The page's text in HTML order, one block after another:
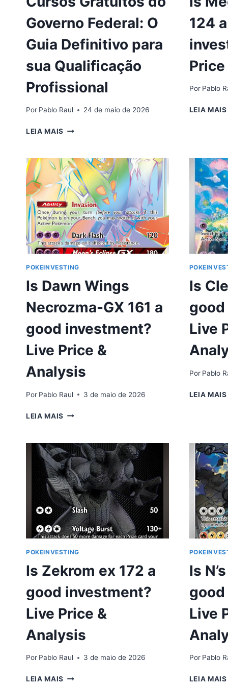
Governo Federal: O
Guia Definitivo para
sua Qualificação
Profissional
Por Pablo Raul 24 de maio de 2026
LEIA MAIS CURSOS
GOVERNO
FEDERAL:
O
GUIA
DEFINITIVO
PARA
SUA
QUALIFICAÇÃO
PROFISSIONAL
124
Por Pablo
LEIA MAIS
POKEINVESTING
Is Dawn Wings
Necrozma-GX 161 a
good investment?
Live Price &
Analysis
Por Pablo Raul 3 de maio de 2026
LEIA MAIS IS
NECROZMA-
GX
161
A
GOOD
INVESTMENT?
LIVE
PRICE
&
Is
Live
Por Pablo
LEIA MAIS
POKEINVESTING
Is Zekrom ex 172 a
good investment?
Live Price &
Analysis
Por Pablo Raul 3 de maio de 2026
LEIA MAIS IS
Is
Live
Por Pablo
LEIA MAIS